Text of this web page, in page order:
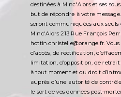
destinées à Minc'Alors et ses
but de répondre à votre
seront communiquées aux
Minc'Alors 213 Rue François
hottin.christelle@orange.fr. Vous
d’accès, de rectification,
limitation, d’opposition, de
à tout moment et du droit
auprès d’une autorité de
le sort de vos données post-